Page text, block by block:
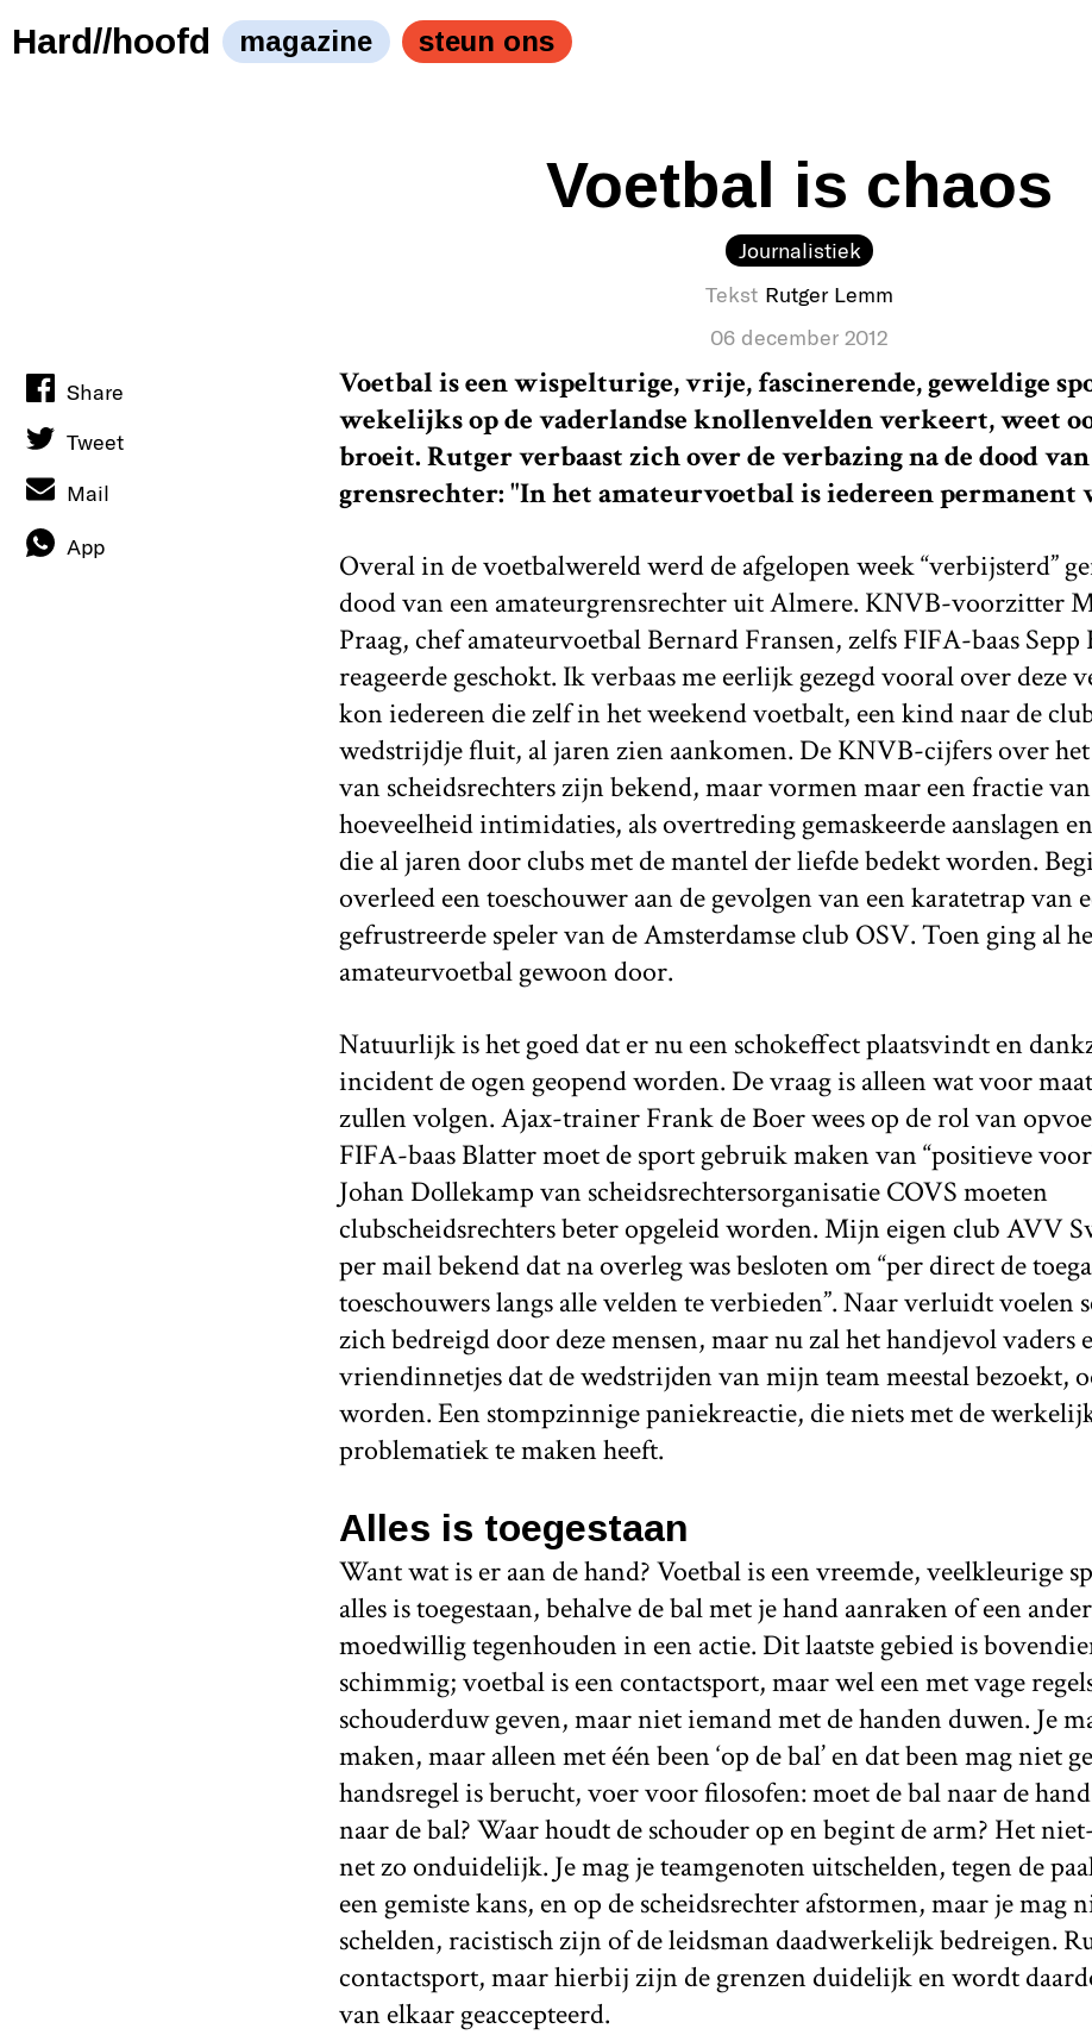
Hard//hoofd magazine steun ons
Voetbal is chaos
Journalistiek
Tekst Rutger Lemm
06 december 2012
Voetbal is een wispelturige, vrije, fascinerende, geweldige
wekelijks op de vaderlandse knollenvelden verkeert, weet
broeit. Rutger verbaast zich over de verbazing na de dood
grensrechter: "In het amateurvoetbal is iedereen permanent
Overal in de voetbalwereld werd de afgelopen week “verbijsterd”
dood van een amateurgrensrechter uit Almere. KNVB-voorzitter
Praag, chef amateurvoetbal Bernard Fransen, zelfs FIFA-baas Sepp
reageerde geschokt. Ik verbaas me eerlijk gezegd vooral over deze
kon iedereen die zelf in het weekend voetbalt, een kind naar de
wedstrijdje fluit, al jaren zien aankomen. De KNVB-cijfers over het
van scheidsrechters zijn bekend, maar vormen maar een fractie
hoeveelheid intimidaties, als overtreding gemaskeerde aanslagen
die al jaren door clubs met de mantel der liefde bedekt worden.
overleed een toeschouwer aan de gevolgen van een karatetrap van
gefrustreerde speler van de Amsterdamse club OSV. Toen ging al
amateurvoetbal gewoon door.
Natuurlijk is het goed dat er nu een schokeffect plaatsvindt en
incident de ogen geopend worden. De vraag is alleen wat voor
zullen volgen. Ajax-trainer Frank de Boer wees op de rol van
FIFA-baas Blatter moet de sport gebruik maken van “positieve
Johan Dollekamp van scheidsrechtersorganisatie COVS moeten
clubscheidsrechters beter opgeleid worden. Mijn eigen club AVV
per mail bekend dat na overleg was besloten om “per direct de
toeschouwers langs alle velden te verbieden”. Naar verluidt voelen
zich bedreigd door deze mensen, maar nu zal het handjevol vaders
vriendinnetjes dat de wedstrijden van mijn team meestal bezoekt,
worden. Een stompzinnige paniekreactie, die niets met de
problematiek te maken heeft.
Alles is toegestaan
Want wat is er aan de hand? Voetbal is een vreemde, veelkleurige
alles is toegestaan, behalve de bal met je hand aanraken of een
moedwillig tegenhouden in een actie. Dit laatste gebied is
schimmig; voetbal is een contactsport, maar wel een met vage
schouderduw geven, maar niet iemand met de handen duwen. Je
maken, maar alleen met één been ‘op de bal’ en dat been mag niet
handsregel is berucht, voer voor filosofen: moet de bal naar de
naar de bal? Waar houdt de schouder op en begint de arm? Het
net zo onduidelijk. Je mag je teamgenoten uitschelden, tegen de
een gemiste kans, en op de scheidsrechter afstormen, maar je mag
schelden, racistisch zijn of de leidsman daadwerkelijk bedreigen.
contactsport, maar hierbij zijn de grenzen duidelijk en wordt
van elkaar geaccepteerd.
Share
Tweet
Mail
App